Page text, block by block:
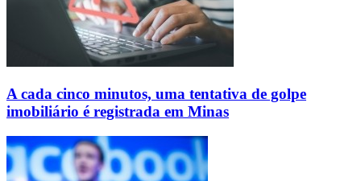
A cada cinco minutos, uma tentativa de golpe
imobiliário é registrada em Minas